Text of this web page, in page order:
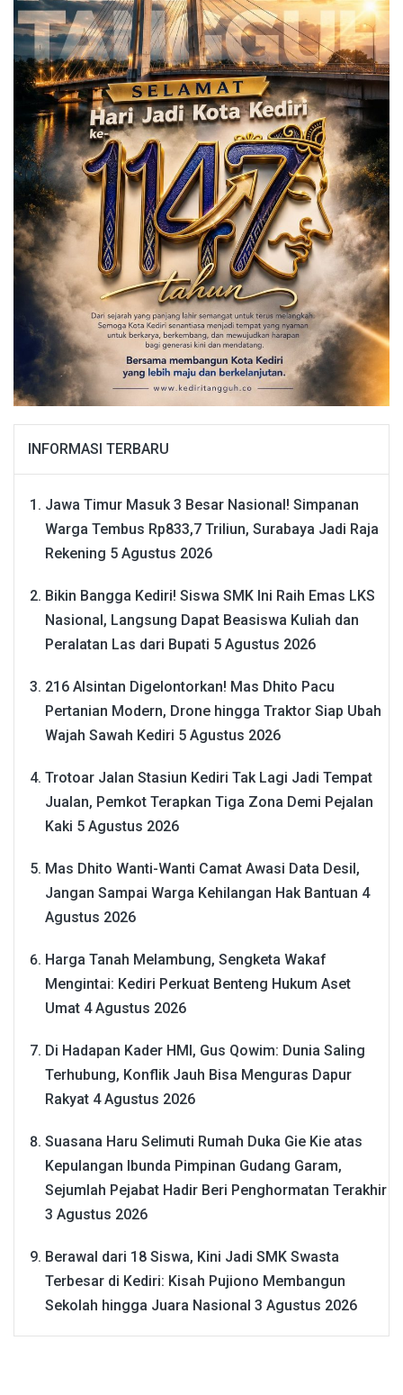
INFORMASI TERBARU
Jawa Timur Masuk 3 Besar Nasional! Simpanan
Warga Tembus Rp833,7 Triliun, Surabaya Jadi Raja
Rekening 5 Agustus 2026
Bikin Bangga Kediri! Siswa SMK Ini Raih Emas LKS
Nasional, Langsung Dapat Beasiswa Kuliah dan
Peralatan Las dari Bupati 5 Agustus 2026
216 Alsintan Digelontorkan! Mas Dhito Pacu
Pertanian Modern, Drone hingga Traktor Siap Ubah
Wajah Sawah Kediri 5 Agustus 2026
Trotoar Jalan Stasiun Kediri Tak Lagi Jadi Tempat
Jualan, Pemkot Terapkan Tiga Zona Demi Pejalan
Kaki 5 Agustus 2026
Mas Dhito Wanti-Wanti Camat Awasi Data Desil,
Jangan Sampai Warga Kehilangan Hak Bantuan 4
Agustus 2026
Harga Tanah Melambung, Sengketa Wakaf
Mengintai: Kediri Perkuat Benteng Hukum Aset
Umat 4 Agustus 2026
Di Hadapan Kader HMI, Gus Qowim: Dunia Saling
Terhubung, Konflik Jauh Bisa Menguras Dapur
Rakyat 4 Agustus 2026
Suasana Haru Selimuti Rumah Duka Gie Kie atas
Kepulangan Ibunda Pimpinan Gudang Garam,
Sejumlah Pejabat Hadir Beri Penghormatan Terakhir
3 Agustus 2026
Berawal dari 18 Siswa, Kini Jadi SMK Swasta
Terbesar di Kediri: Kisah Pujiono Membangun
Sekolah hingga Juara Nasional 3 Agustus 2026